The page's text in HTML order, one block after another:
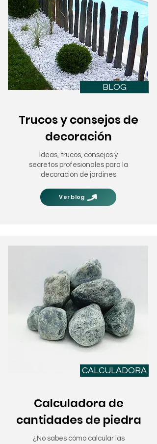
BLOG
Trucos y consejos de
decoración
Ideas, trucos, consejos y
secretos profesionales para la
decoración de jardines
Ver blog
CALCULADORA
Calculadora de
cantidades de piedra
¿No sabes cómo calcular las